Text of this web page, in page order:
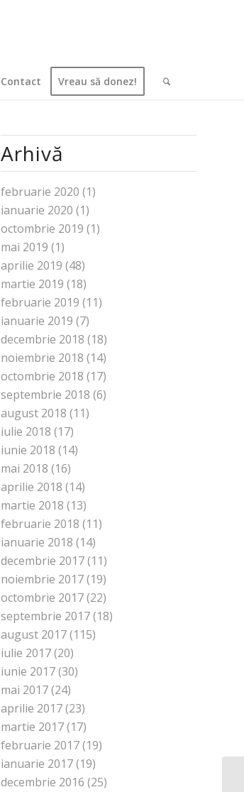
Contact Vreau să donez!
Arhivă
februarie 2020 (1)
ianuarie 2020 (1)
octombrie 2019 (1)
mai 2019 (1)
aprilie 2019 (48)
martie 2019 (18)
februarie 2019 (11)
ianuarie 2019 (7)
decembrie 2018 (18)
noiembrie 2018 (14)
octombrie 2018 (17)
septembrie 2018 (6)
august 2018 (11)
iulie 2018 (17)
iunie 2018 (14)
mai 2018 (16)
aprilie 2018 (14)
martie 2018 (13)
februarie 2018 (11)
ianuarie 2018 (14)
decembrie 2017(11)
noiembrie 2017(19)
octombrie 2017(22)
septembrie 2017(18)
august 2017(115)
iulie 2017(20)
iunie 2017(30)
mai 2017(24)
aprilie 2017(23)
martie 2017(17)
februarie 2017(19)
ianuarie 2017(19)
decembrie 2016 (25)